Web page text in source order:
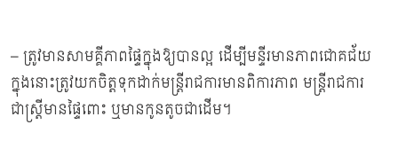
– ត្រូវមានសាមគ្គីភាពផ្ទៃក្នុងឱ្យបានល្អ ដើម្បីមន្ទីរមានភាពជោគជ័យ
ក្នុងនោះត្រូវយកចិត្តទុកដាក់មន្ត្រីរាជការមានពិការភាព មន្ដ្រីរាជការ
ជាស្រ្ដីមានផ្ទៃពោះ ឬមានកូនតូចជាដើម។